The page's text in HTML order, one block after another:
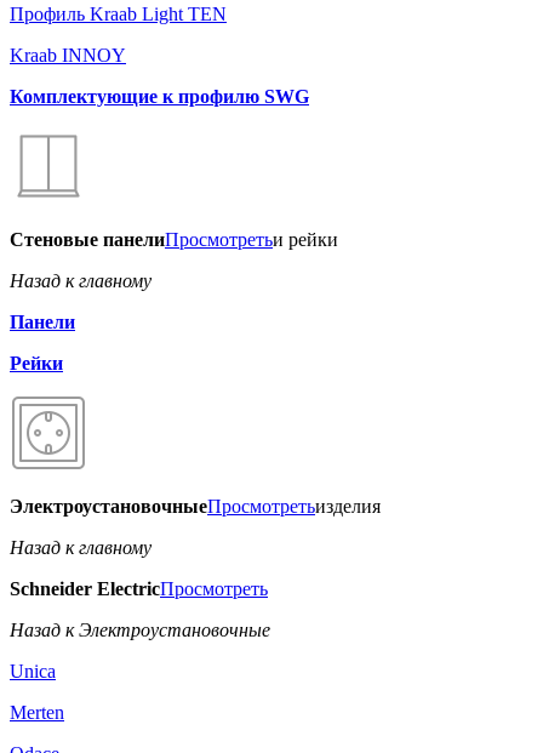
Профиль Kraab Light TEN
Kraab INNOY
Комплектующие к профилю SWG
Стеновые панелиПросмотретьи рейки
Назад к главному
Панели
Рейки
ЭлектроустановочныеПросмотретьизделия
Назад к главному
Schneider ElectricПросмотреть
Назад к Электроустановочные
Unica
Merten